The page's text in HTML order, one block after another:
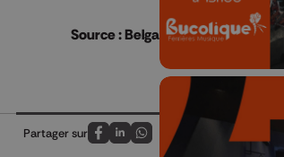
Source : Belga
Partager sur
Partagez sur FaceBook
Partagez sur LinkedIn
Partagez sur Whatsapp